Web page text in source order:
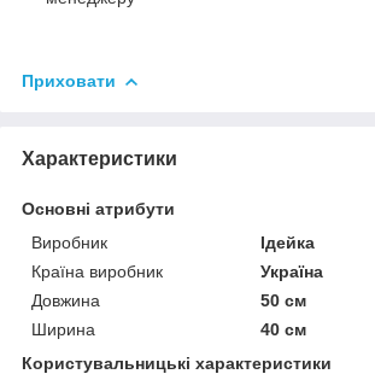
Приховати
Характеристики
Основні атрибути
Виробник
Ідейка
Країна виробник
Україна
Довжина
50 см
Ширина
40 см
Користувальницькі характеристики